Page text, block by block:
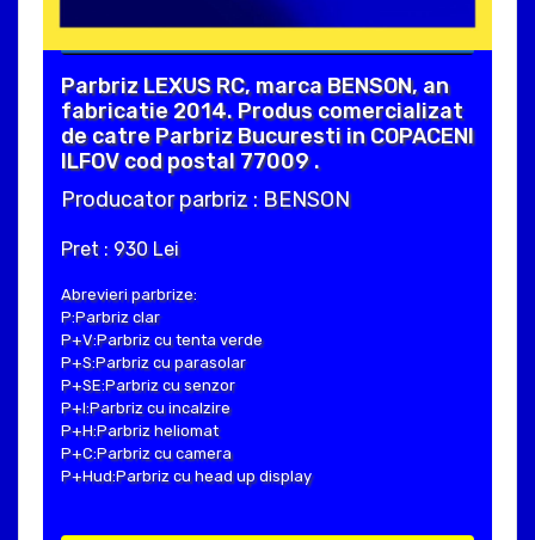
Parbriz LEXUS RC, marca BENSON, an
fabricatie 2014. Produs comercializat
de catre Parbriz Bucuresti in COPACENI
ILFOV cod postal 77009 .
Producator parbriz : BENSON
Pret : 930 Lei
Abrevieri parbrize:
P:Parbriz clar
P+V:Parbriz cu tenta verde
P+S:Parbriz cu parasolar
P+SE:Parbriz cu senzor
P+I:Parbriz cu incalzire
P+H:Parbriz heliomat
P+C:Parbriz cu camera
P+Hud:Parbriz cu head up display